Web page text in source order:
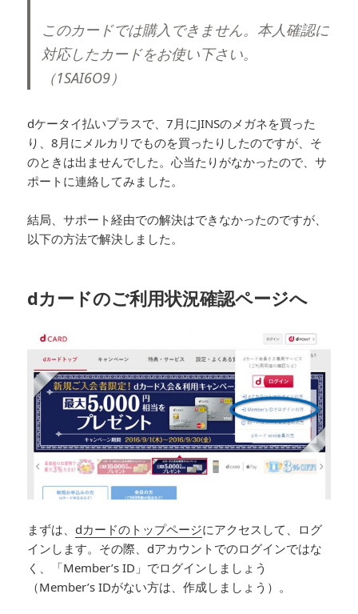
このカードでは購入できません。本人確認に
対応したカードをお使い下さい。
（1SAI6O9）
dケータイ払いプラスで、7月にJINSのメガネを買った
り、8月にメルカリでものを買ったりしたのですが、そ
のときは出ませんでした。心当たりがなかったので、サ
ポートに連絡してみました。
結局、サポート経由での解決はできなかったのですが、
以下の方法で解決しました。
dカードのご利用状況確認ページへ
まずは、 dカードのトップページにアクセスして、ログ
インします。その際、dアカウントでのログインではな
く、「Member’s ID」でログインしましょう
（Member’s IDがない方は、作成しましょう）。